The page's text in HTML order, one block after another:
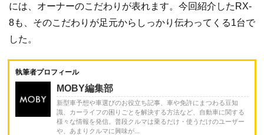
には、オーナーのこだわりが表れます。今回紹介したRX-
8も、そのこだわりが足元からしっかり伝わってくる1台で
した。
執筆者プロフィール
MOBY編集部
新型車予想や車選びのお役立ち記事、車や免許にまつわる豆知
識、カーライフの困りごとを解決する方法など、自動車に関する
様々な情報を発信。普段クルマは乗るだけ・使うだけのユーザー
や、あまりクルマに興味が...